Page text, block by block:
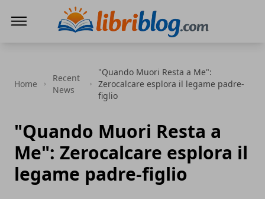
Home
Recent
News
"Quando Muori Resta a Me":
Zerocalcare esplora il legame padre-
figlio
"Quando Muori Resta a
Me": Zerocalcare esplora il
legame padre-figlio